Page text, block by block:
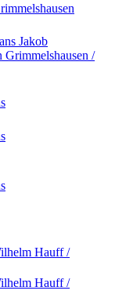
Jakob
Grimmelshausen /
Hauff /
Hauff /